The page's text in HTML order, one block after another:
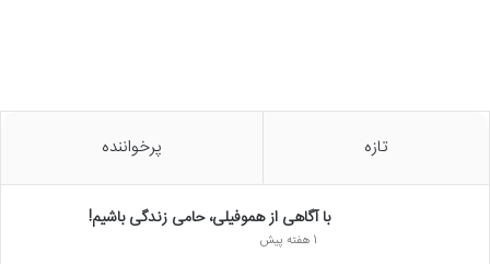
تازه پرخواننده
با آگاهی از هموفیلی، حامی زندگی باشیم!
1 هفته پیش